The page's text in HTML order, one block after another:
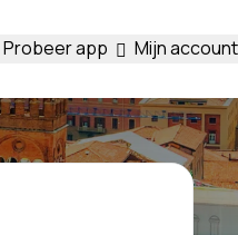
Probeer app Mijn account